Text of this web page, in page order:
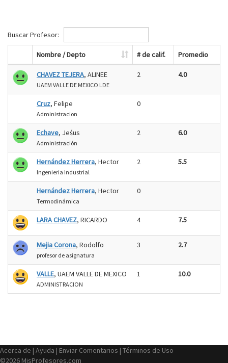
Buscar Profesor:
Nombre / Depto # de calif. Promedio
CHAVEZ TEJERA, ALINEE
UAEM VALLE DE MEXICO LDE
2 4.0
Cruz, Felipe
Administracion
0
Echave, Jeśus
Administración
2 6.0
Hernández Herrera, Hector
Ingenieria Industrial
2 5.5
Hernández Herrera, Hector
Termodinámica
0
LARA CHAVEZ, RICARDO 4 7.5
Mejia Corona, Rodolfo
profesor de asignatura
3 2.7
VALLE, UAEM VALLE DE MEXICO
ADMINISTRACION
1 10.0
Acerca de | Ayuda | Enviar Comentarios | Términos de Uso
©2026 MisProfesores.com